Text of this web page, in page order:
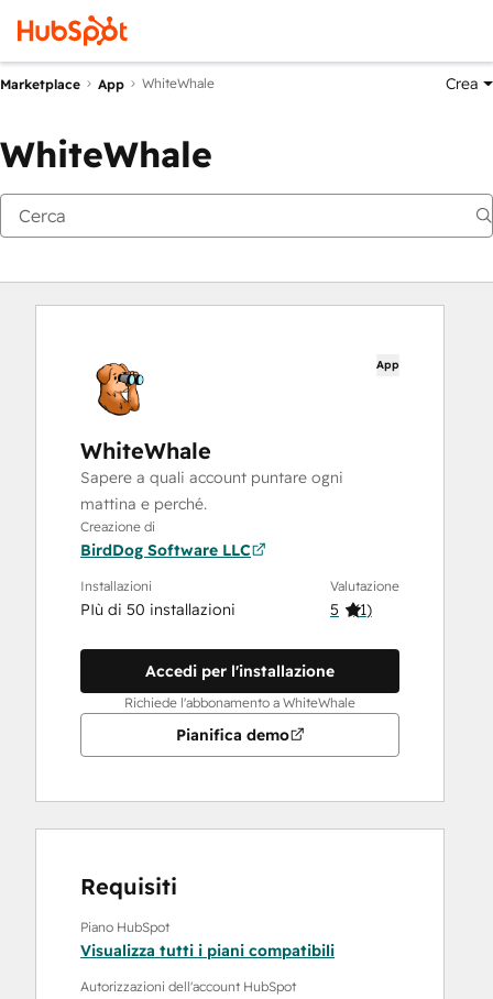
Marketplace App WhiteWhale Crea
WhiteWhale
App
WhiteWhale
Sapere a quali account puntare ogni
mattina e perché.
Creazione di
BirdDog Software LLC
Installazioni
PIù di 50 installazioni
Valutazione
5 (1)
Accedi per l'installazione
Richiede l'abbonamento a WhiteWhale
Pianifica demo
Requisiti
Piano HubSpot
Visualizza tutti i piani compatibili
Autorizzazioni dell'account HubSpot